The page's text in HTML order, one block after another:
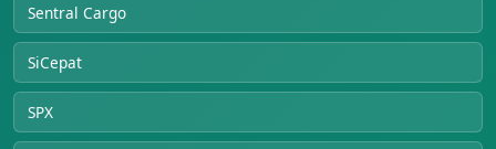
Sentral Cargo
SiCepat
SPX